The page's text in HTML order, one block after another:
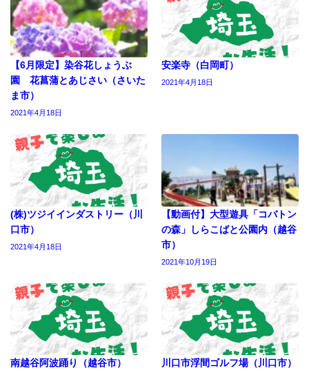
【6月限定】染谷花しょうぶ
園 花菖蒲とあじさい（さいた
ま市）
2021年4月18日
安楽寺（白岡町）
2021年4月18日
(株)ツジイインダストリー（川
口市）
2021年4月18日
【動画付】大型遊具「コバトン
の森」しらこばと公園内（越谷
市）
2021年10月19日
南越谷阿波踊り（越谷市） 川口市浮間ゴルフ場（川口市）